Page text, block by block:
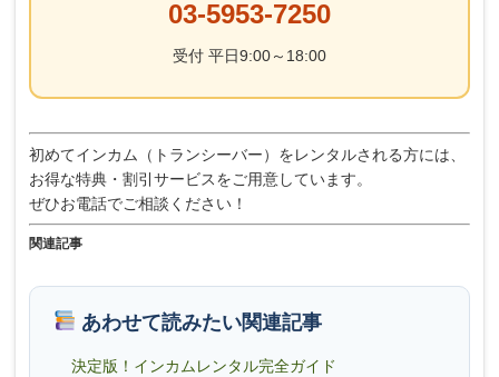
03-5953-7250
受付 平日9:00～18:00
初めてインカム（トランシーバー）をレンタルされる方には、
お得な特典・割引サービスをご用意しています。
ぜひお電話でご相談ください！
関連記事
あわせて読みたい関連記事
決定版！インカムレンタル完全ガイド